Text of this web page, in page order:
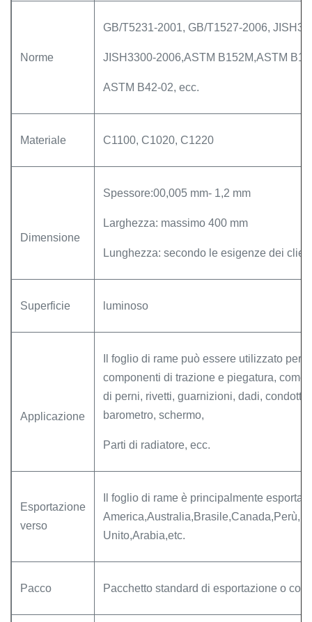
Norme
GB/T5231-2001, GB/T1527-2006,
JISH3300-2006,ASTM B152M,ASTM
ASTM B42-02, ecc.
Materiale C1100, C1020, C1220
Dimensione
Spessore:00,005 mm- 1,2 mm
Larghezza: massimo 400 mm
Lunghezza: secondo le esigenze dei
Superficie luminoso
Applicazione
Il foglio di rame può essere utilizzato per
componenti di trazione e piegatura, come
di perni, rivetti, guarnizioni, dadi, condotti,
barometro, schermo,
Parti di radiatore, ecc.
Esportazione
verso
Il foglio di rame è principalmente
Unito,Arabia,etc.
Pacco Pacchetto standard di esportazione o